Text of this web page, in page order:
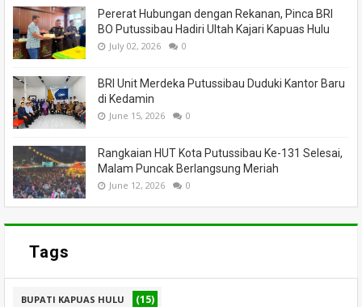
Pererat Hubungan dengan Rekanan, Pinca BRI
BO Putussibau Hadiri Ultah Kajari Kapuas Hulu
July 02, 2026 0
BRI Unit Merdeka Putussibau Duduki Kantor Baru
di Kedamin
June 15, 2026 0
Rangkaian HUT Kota Putussibau Ke-131 Selesai,
Malam Puncak Berlangsung Meriah
June 12, 2026 0
Tags
BUPATI KAPUAS HULU (15)